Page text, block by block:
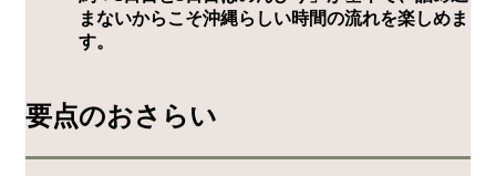
まないからこそ沖縄らしい時間の流れを楽しめま
す。
要点のおさらい